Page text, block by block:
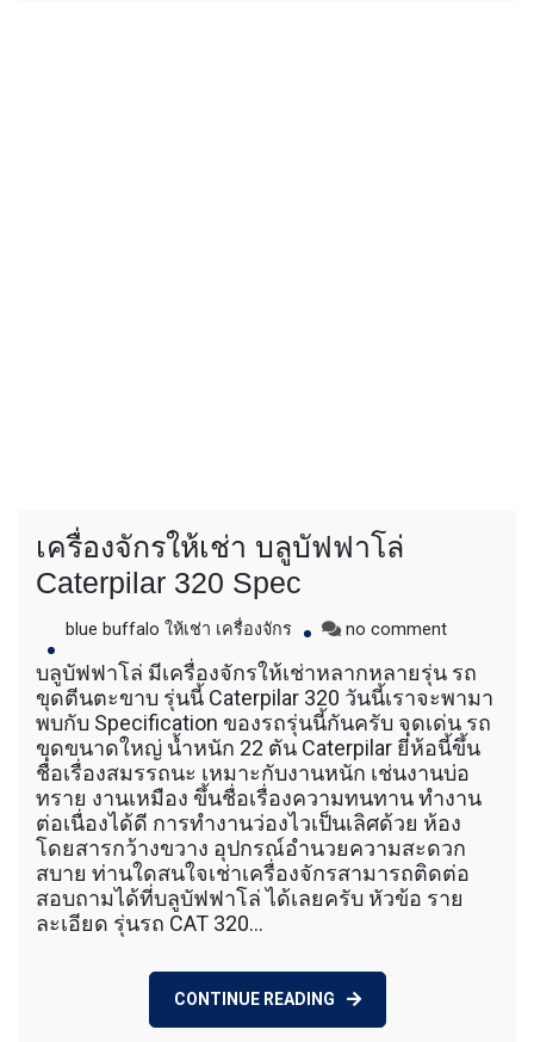
เครื่องจักรให้เช่า บลูบัฟฟาโล่
Caterpilar 320 Spec
blue buffalo ให้เช่า เครื่องจักร no commenton
ให้
เช่า
บ
ลูบั
ฟฟา
โล่
Caterpilar
320
Spec
บลูบัฟฟาโล่ มีเครื่องจักรให้เช่าหลากหลายรุ่น รถ
ขุดตีนตะขาบ รุ่นนี้ Caterpilar 320 วันนี้เราจะพามา
พบกับ Specification ของรถรุ่นนี้กันครับ จุดเด่น รถ
ขุดขนาดใหญ่ น้ำหนัก 22 ตัน Caterpilar ยี่ห้อนี้ขึ้น
ชื่อเรื่องสมรรถนะ เหมาะกับงานหนัก เช่นงานบ่อ
ทราย งานเหมือง ขึ้นชื่อเรื่องความทนทาน ทำงาน
ต่อเนื่องได้ดี การทำงานว่องไวเป็นเลิศด้วย ห้อง
โดยสารกว้างขวาง อุปกรณ์อำนวยความสะดวก
สบาย ท่านใดสนใจเช่าเครื่องจักรสามารถติดต่อ
สอบถามได้ที่บลูบัฟฟาโล่ ได้เลยครับ หัวข้อ ราย
ละเอียด รุ่นรถ CAT 320…
CONTINUE READING